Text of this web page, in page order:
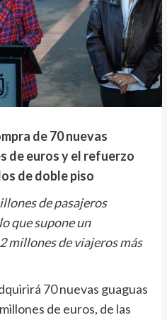
de 70 nuevas
de euros y el refuerzo
de doble piso
de pasajeros
que supone un
millones de viajeros más
70 nuevas guaguas
de euros, de las